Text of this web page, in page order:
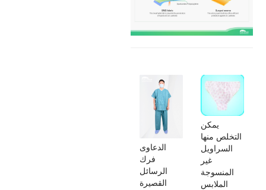
الدعاوى
فرك
الرسائل
القصيرة
يمكن
التخلص منها
السراويل
غير
المنسوجة
الملابس